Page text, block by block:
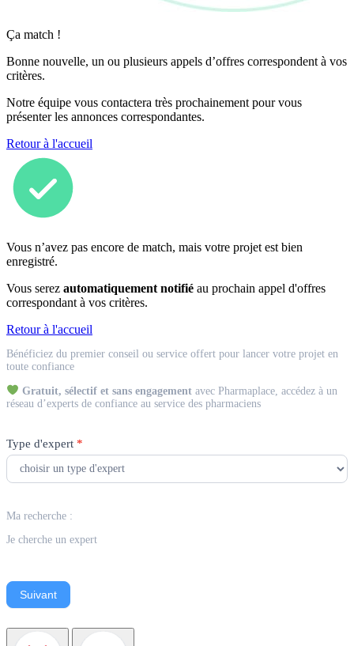
Ça match !
Bonne nouvelle, un ou plusieurs appels d’offres correspondent à vos
critères.
Notre équipe vous contactera très prochainement pour vous
présenter les annonces correspondantes.
Retour à l'accueil
Vous n’avez pas encore de match, mais votre projet est bien
enregistré.
Vous serez automatiquement notifié au prochain appel d'offres
correspondant à vos critères.
Retour à l'accueil
Expert
Bénéficiez du premier conseil ou service offert pour lancer votre projet en
toute confiance
Gratuit, sélectif et sans engagementavec Pharmaplace, accédez à un
réseau d’experts de confiance au service des pharmaciens
Type d'expert *
Ma recherche :
Je cherche un expert
Suivant